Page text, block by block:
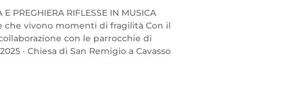
PREGHIERA RIFLESSE IN MUSICA
che vivono momenti di fragilità Con il
con le parrocchie di
· Chiesa di San Remigio a Cavasso